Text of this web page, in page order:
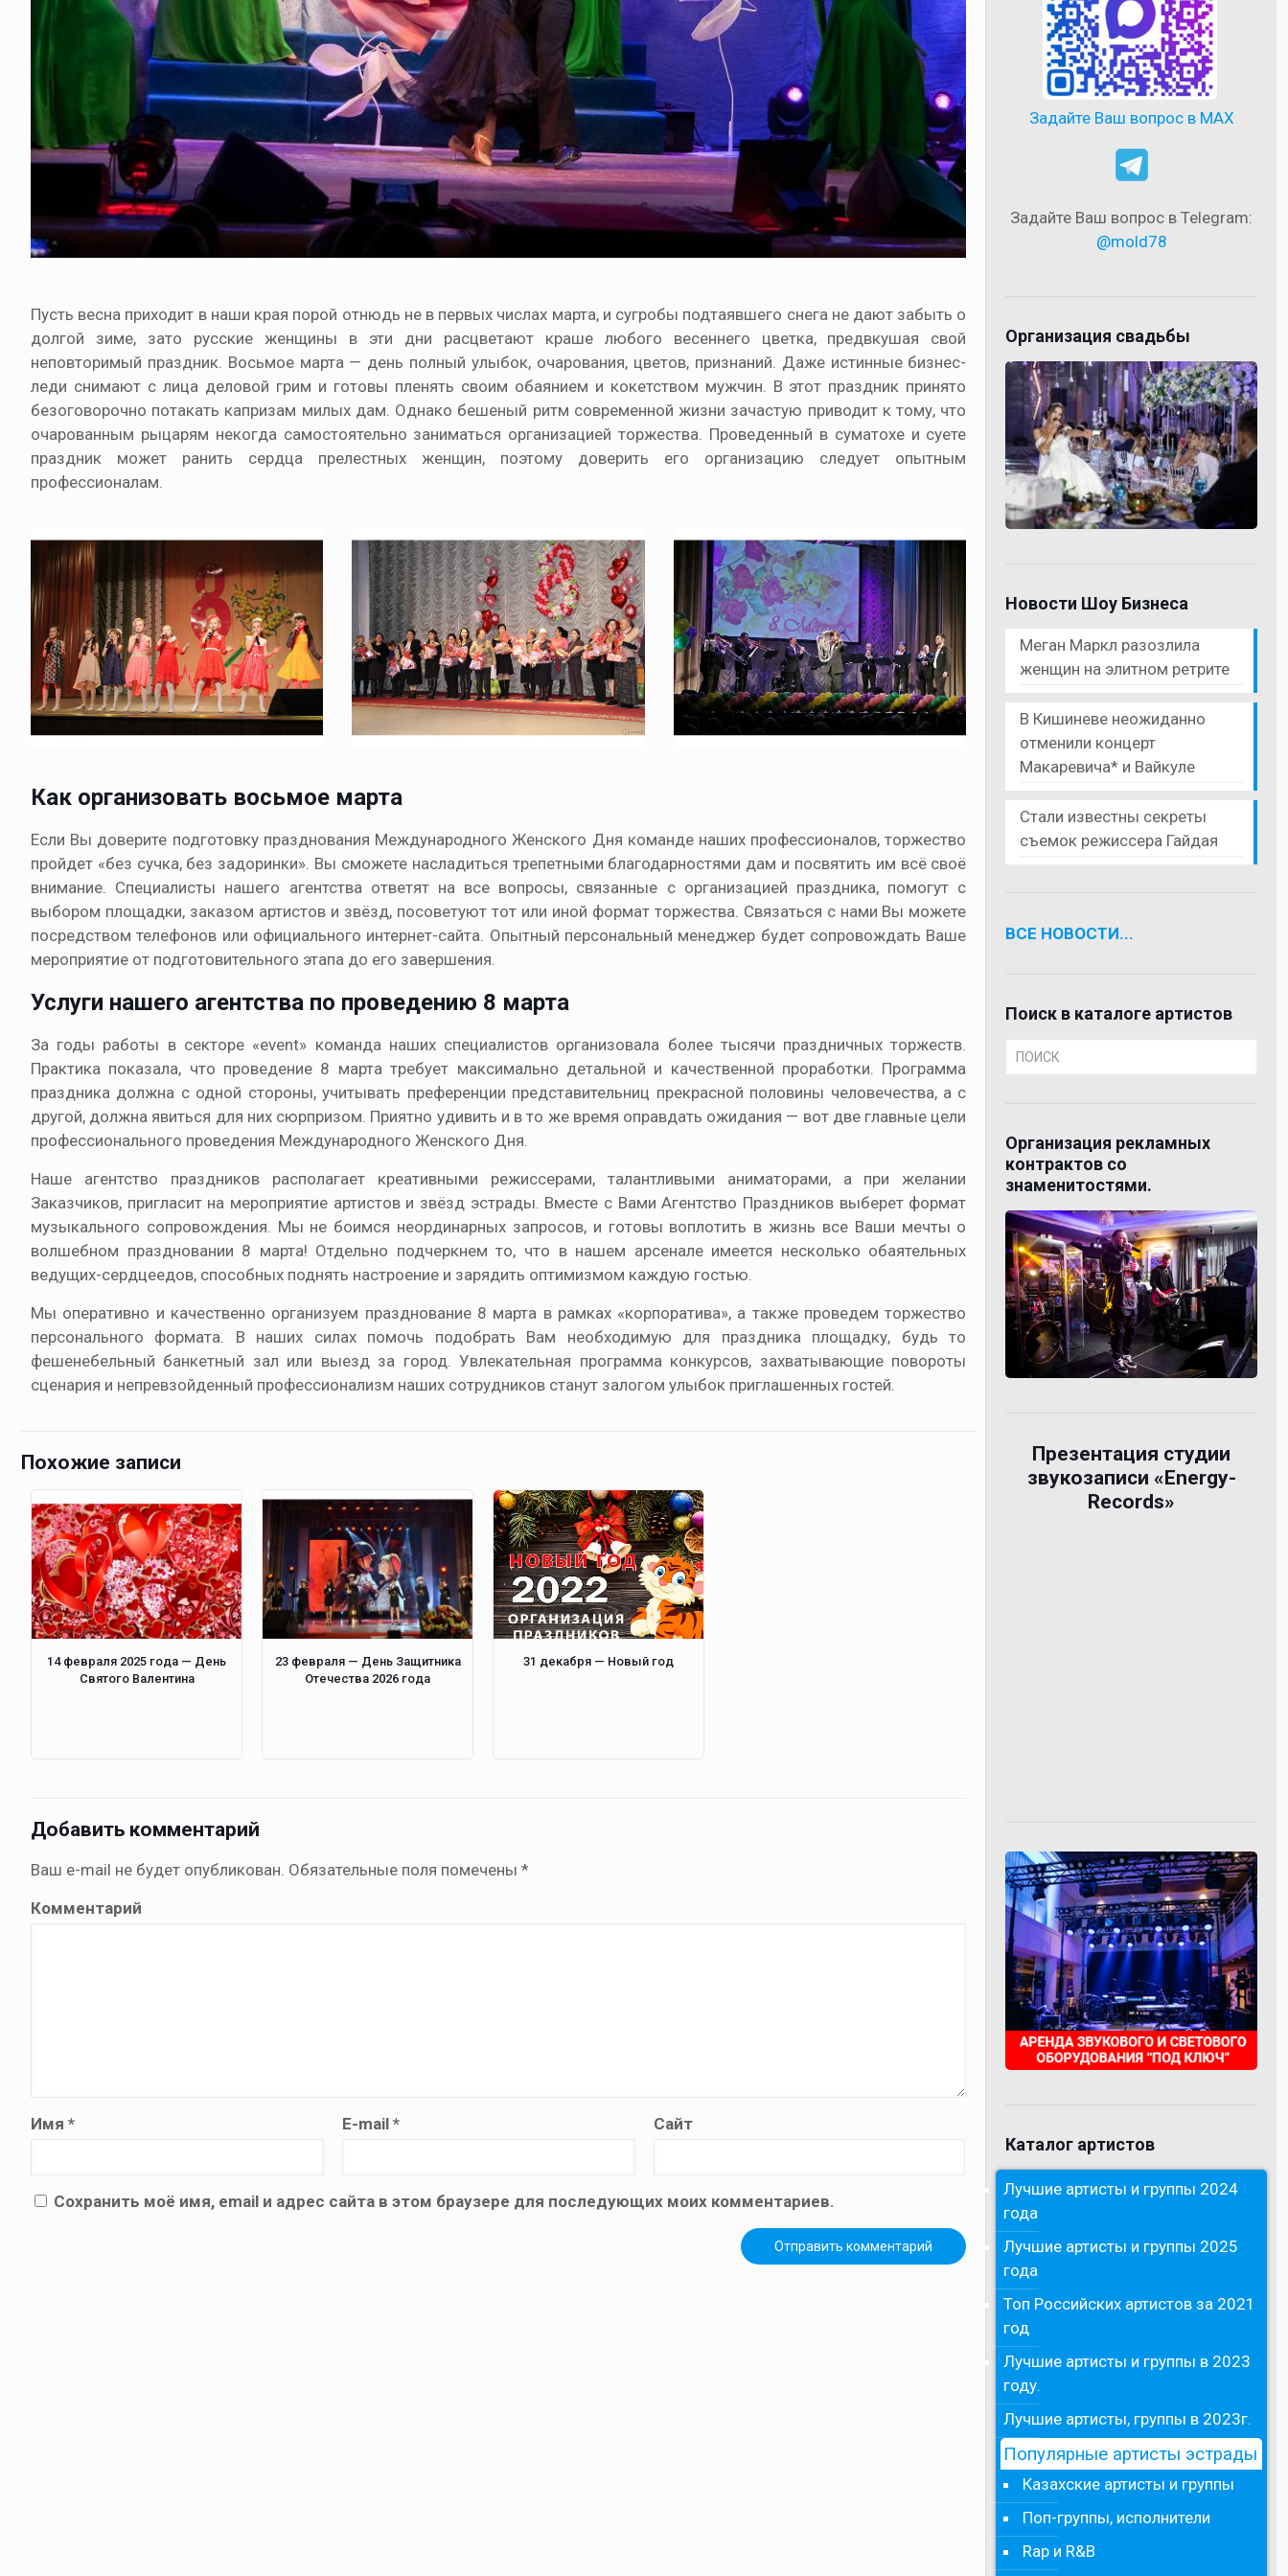
Пусть весна приходит в наши края порой отнюдь не в первых числах марта, и сугробы подтаявшего снега не дают забыть о
долгой зиме, зато русские женщины в эти дни расцветают краше любого весеннего цветка, предвкушая свой
неповторимый праздник. Восьмое марта — день полный улыбок, очарования, цветов, признаний. Даже истинные бизнес-
леди снимают с лица деловой грим и готовы пленять своим обаянием и кокетством мужчин. В этот праздник принято
безоговорочно потакать капризам милых дам. Однако бешеный ритм современной жизни зачастую приводит к тому, что
очарованным рыцарям некогда самостоятельно заниматься организацией торжества. Проведенный в суматохе и суете
праздник может ранить сердца прелестных женщин, поэтому доверить его организацию следует опытным
профессионалам.
Как организовать восьмое марта
Если Вы доверите подготовку празднования Международного Женского Дня команде наших профессионалов, торжество
пройдет «без сучка, без задоринки». Вы сможете насладиться трепетными благодарностями дам и посвятить им всё своё
внимание. Специалисты нашего агентства ответят на все вопросы, связанные с организацией праздника, помогут с
выбором площадки, заказом артистов и звёзд, посоветуют тот или иной формат торжества. Связаться с нами Вы можете
посредством телефонов или официального интернет-сайта. Опытный персональный менеджер будет сопровождать Ваше
мероприятие от подготовительного этапа до его завершения.
Услуги нашего агентства по проведению 8 марта
За годы работы в секторе «event» команда наших специалистов организовала более тысячи праздничных торжеств.
Практика показала, что проведение 8 марта требует максимально детальной и качественной проработки. Программа
праздника должна с одной стороны, учитывать преференции представительниц прекрасной половины человечества, а с
другой, должна явиться для них сюрпризом. Приятно удивить и в то же время оправдать ожидания — вот две главные цели
профессионального проведения Международного Женского Дня.
Наше агентство праздников располагает креативными режиссерами, талантливыми аниматорами, а при желании
Заказчиков, пригласит на мероприятие артистов и звёзд эстрады. Вместе с Вами Агентство Праздников выберет формат
музыкального сопровождения. Мы не боимся неординарных запросов, и готовы воплотить в жизнь все Ваши мечты о
волшебном праздновании 8 марта! Отдельно подчеркнем то, что в нашем арсенале имеется несколько обаятельных
ведущих-сердцеедов, способных поднять настроение и зарядить оптимизмом каждую гостью.
Мы оперативно и качественно организуем празднование 8 марта в рамках «корпоратива», а также проведем торжество
персонального формата. В наших силах помочь подобрать Вам необходимую для праздника площадку, будь то
фешенебельный банкетный зал или выезд за город. Увлекательная программа конкурсов, захватывающие повороты
сценария и непревзойденный профессионализм наших сотрудников станут залогом улыбок приглашенных гостей.
Похожие записи
14 февраля 2025 года — День
Святого Валентина
23 февраля — День Защитника
Отечества 2026 года
31 декабря — Новый год
Добавить комментарий
Ваш e-mail не будет опубликован. Обязательные поля помечены *
Комментарий
Имя * E-mail* Сайт
Сохранить моё имя, email и адрес сайта в этом браузере для последующих моих комментариев.
Задайте Ваш вопрос в MAX
Задайте Ваш вопрос в Telegram:
@mold78
Организация свадьбы
Новости Шоу Бизнеса
Меган Маркл разозлила
женщин на элитном ретрите
В Кишиневе неожиданно
отменили концерт
Макаревича* и Вайкуле
Стали известны секреты
съемок режиссера Гайдая
ВСЕ НОВОСТИ...
Поиск в каталоге артистов
Организация рекламных
контрактов со
знаменитостями.
Презентация студии
звукозаписи «Energy-
Records»
Каталог артистов
Лучшие артисты и группы 2024
года
Лучшие артисты и группы 2025
года
Топ Российских артистов за 2021
год
Лучшие артисты и группы в 2023
году.
Лучшие артисты, группы в 2023г.
Популярные артисты эстрады
Казахские артисты и группы
Поп-группы, исполнители
Rap и R&B